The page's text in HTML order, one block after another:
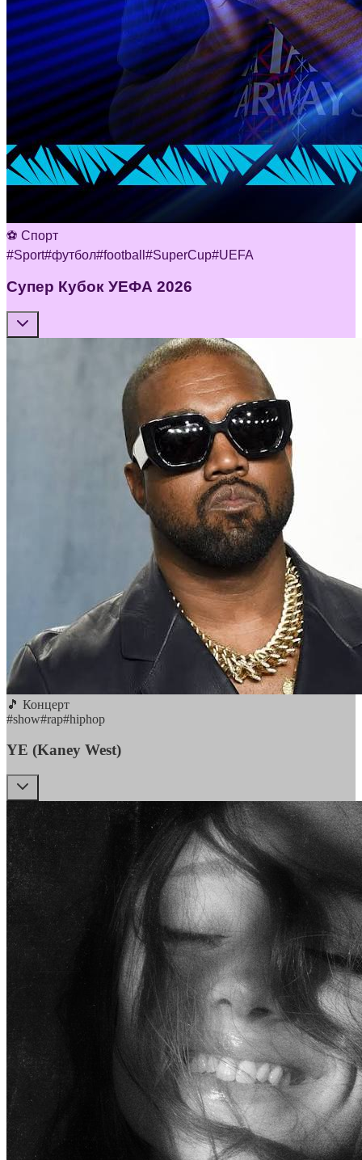
⚽ Спорт
#Sport#футбол#football #SuperCup#UEFA
Супер Кубок УЕФА 2026
🎵 Концерт
#show#rap#hiphop
YE (Kaney West)